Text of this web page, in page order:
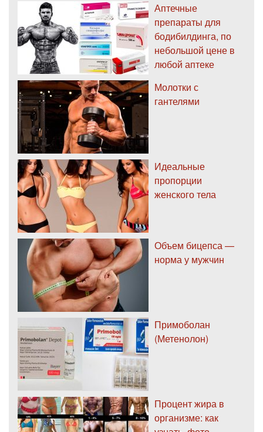
Аптечные
препараты для
бодибилдинга, по
небольшой цене в
любой аптеке
Молотки с
гантелями
Идеальные
пропорции
женского тела
Объем бицепса —
норма у мужчин
Примоболан
(Метенолон)
Процент жира в
организме: как